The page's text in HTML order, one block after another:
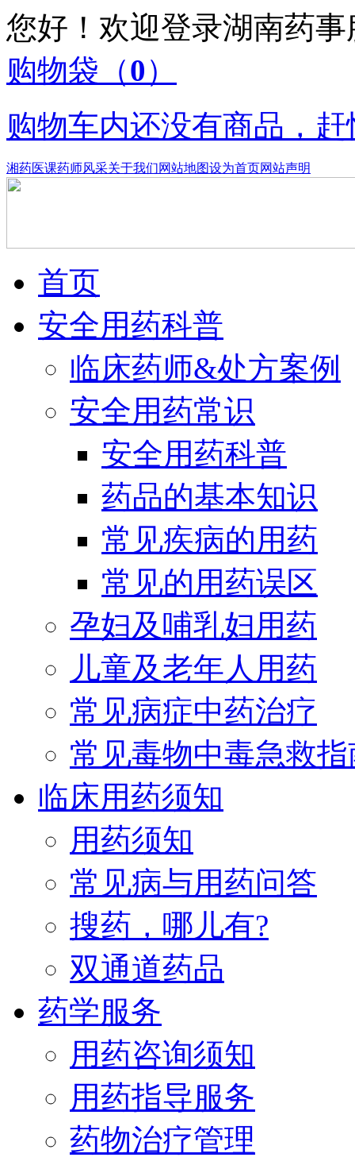
您好！欢迎登录湖南药
购物袋 （0）
购物车内还没有商品，
湘药医课药师风采关于我们网站地图设为首页网站声明
首页
安全用药科普
临床药师&处方案例
安全用药常识
安全用药科普
药品的基本知识
常见疾病的用药
常见的用药误区
孕妇及哺乳妇用药
儿童及老年人用药
常见病症中药治疗
常见毒物中毒急救指
临床用药须知
用药须知
常见病与用药问答
搜药，哪儿有?
双通道药品
药学服务
用药咨询须知
用药指导服务
药物治疗管理